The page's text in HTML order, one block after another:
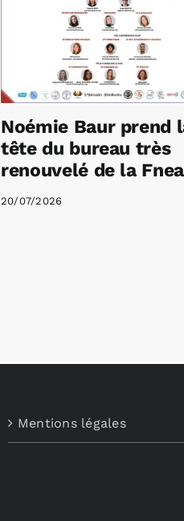
Noémie Baur prend
tête du bureau très
renouvelé de la Fnea
20/07/2026
Mentions légales